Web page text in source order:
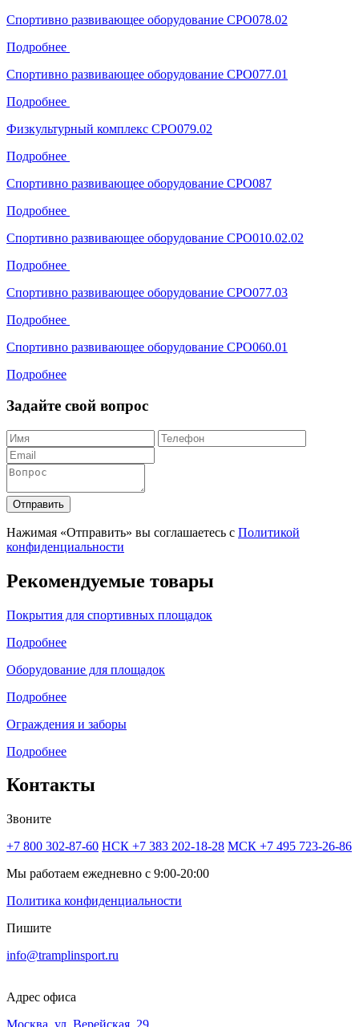
Спортивно развивающее оборудование СРО078.02
Подробнее
Спортивно развивающее оборудование СРО077.01
Подробнее
Физкультурный комплекс СРО079.02
Подробнее
Спортивно развивающее оборудование СРО087
Подробнее
Спортивно развивающее оборудование СРО010.02.02
Подробнее
Спортивно развивающее оборудование СРО077.03
Подробнее
Спортивно развивающее оборудование СРО060.01
Подробнее
Задайте свой вопрос
Отправить
Нажимая «Отправить» вы соглашаетесь с Политикой
конфиденциальности
Рекомендуемые товары
Покрытия для спортивных площадок
Подробнее
Оборудование для площадок
Подробнее
Ограждения и заборы
Подробнее
Контакты
Звоните
+7 800 302-87-60 НСК +7 383 202-18-28 МСК +7 495 723-26-86
Мы работаем ежедневно с 9:00-20:00
Политика конфиденциальности
Пишите
info@tramplinsport.ru
Адрес офиса